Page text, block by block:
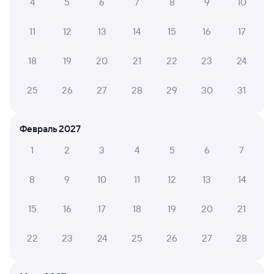
Вятские Поляны
Пенза-1
в Новороссийск
16 ч 56 м в пути
от 3 ⁠293 ⁠₽ 3 ⁠975 ⁠₽ 15 ⁠771 ⁠₽
Выберите дату
Вятские Поляны
09:38 03:59
18 ч 21 м в пути
11 12 13 14 15 16 17
18 19 20 21 22 23 24
25 26 27 28 29 30 31
Февраль 2027
1
2 3 4 5 6 7
8 9 10 11 12 13 14
15 16 17 18 19 20 21
22 23 24 25 26 27 28